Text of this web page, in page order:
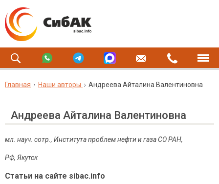
Главная Наши авторы Андреева Айталина Валентиновна
Андреева Айталина Валентиновна
мл. науч. сотр., Института проблем нефти и газа СО РАН,
РФ, Якутск
Статьи на сайте sibac.info